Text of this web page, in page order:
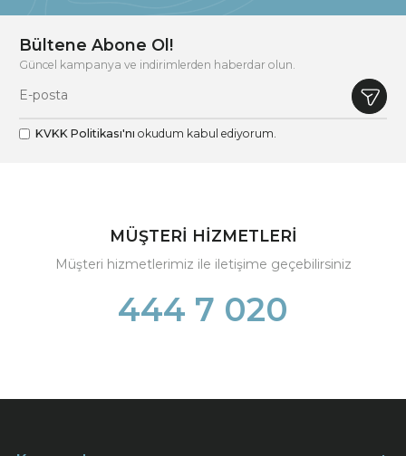
Bültene Abone Ol!
Güncel kampanya ve indirimlerden haberdar olun.
KVKK Politikası'nı okudum kabul ediyorum.
MÜŞTERİ HİZMETLERİ
Müşteri hizmetlerimiz ile iletişime geçebilirsiniz
444 7 020